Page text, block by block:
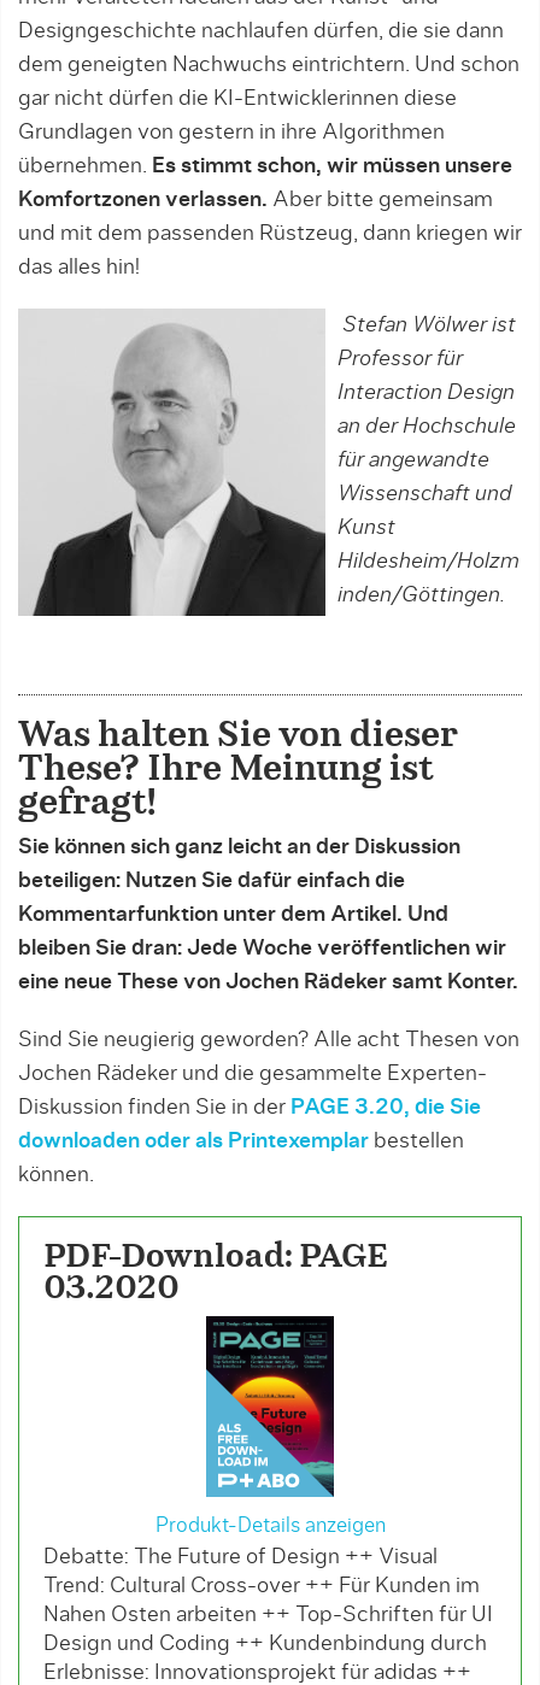
Designgeschichte nachlaufen dürfen, die sie dann
dem geneigten Nachwuchs eintrichtern. Und schon
gar nicht dürfen die KI-Entwicklerinnen diese
Grundlagen von gestern in ihre Algorithmen
übernehmen. Es stimmt schon, wir müssen unsere
Komfort­zonen verlassen. Aber bitte gemeinsam
und mit dem passenden Rüst­zeug, dann kriegen wir
das alles hin!
Stefan Wölwer ist
Professor für
Inter­action Design
an der Hochschule
für angewandte
Wissenschaft und
Kunst
Hildesheim/Holzm
inden/Göttingen.
Was halten Sie von dieser
These? Ihre Meinung ist
gefragt!
Sie können sich ganz leicht an der Diskussion
beteiligen: Nutzen Sie dafür einfach die
Kommentarfunktion unter dem Artikel. Und
bleiben Sie dran: Jede Woche veröffentlichen wir
eine neue These von Jochen Rädeker samt Konter.
Sind Sie neugierig geworden? Alle acht Thesen von
Jochen Rädeker und die gesammelte Experten-
Diskussion finden Sie in der PAGE 3.20, die Sie
downloaden oder als Printexemplar bestellen
können.
PDF-Download: PAGE
03.2020
Produkt-Details anzeigen
Debatte: The Future of Design ++ Visual
Trend: Cultural Cross-over ++ Für Kunden im
Nahen Osten arbeiten ++ Top-Schriften für UI
Design und Coding ++ Kundenbindung durch
Erlebnisse: Innovationsprojekt für adidas ++